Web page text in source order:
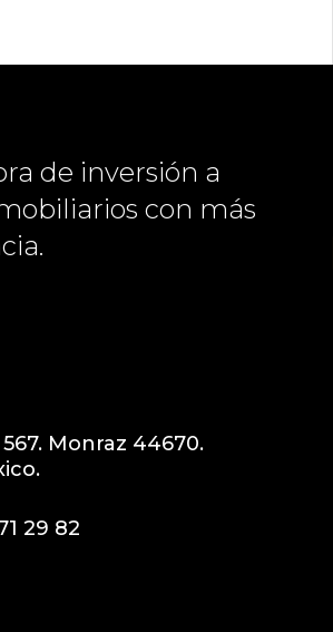
de inversión a
con más
Monraz 44670.
29 82